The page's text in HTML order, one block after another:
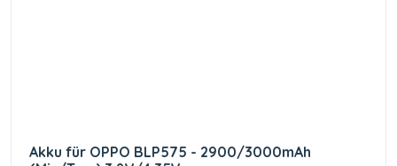
Akku für OPPO BLP575 - 2900/3000mAh